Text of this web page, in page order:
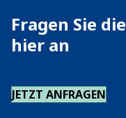
Fragen Sie
hier an
JETZT ANFRAGEN